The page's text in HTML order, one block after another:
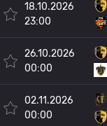
18.10.2026
23:00
26.10.2026
00:00
02.11.2026
00:00